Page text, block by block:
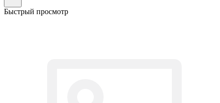
Быстрый просмотр